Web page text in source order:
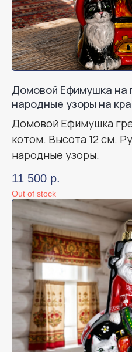
Домовой Ефимушка на
народные узоры на
Домовой Ефимушка
котом. Высота 12 см.
народные узоры.
11 500 р.
Out of stock